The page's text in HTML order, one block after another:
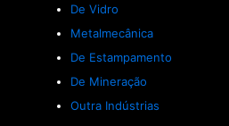
De Vidro
Metalmecânica
De Estampamento
De Mineração
Outra Indústrias